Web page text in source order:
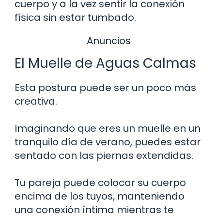
cuerpo y a la vez sentir la conexión
física sin estar tumbado.
Anuncios
El Muelle de Aguas Calmas
Esta postura puede ser un poco más
creativa.
Imaginando que eres un muelle en un
tranquilo día de verano, puedes estar
sentado con las piernas extendidas.
Tu pareja puede colocar su cuerpo
encima de los tuyos, manteniendo
una conexión íntima mientras te